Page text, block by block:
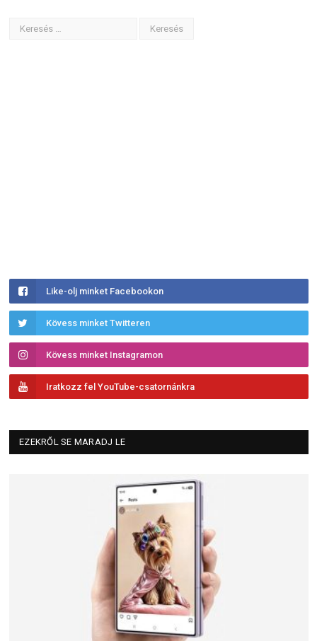
Like-olj minket Facebookon
Kövess minket Twitteren
Kövess minket Instagramon
Iratkozz fel YouTube-csatornánkra
EZEKRŐL SE MARADJ LE